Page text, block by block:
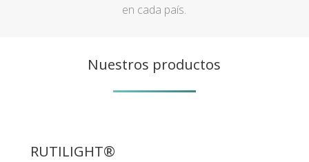
en cada país.
Nuestros productos
RUTILIGHT®